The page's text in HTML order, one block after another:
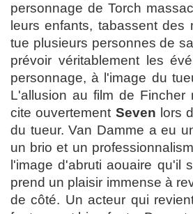
personnage de Torch
leurs enfants, tabassent
tue plusieurs personnes de
prévoir véritablement les
personnage, à l'image du
L'allusion au film de
cite ouvertement Seven lors
du tueur. Van Damme a eu
un brio et un
l'image d'abruti aouaire qu'il
prend un plaisir immense à
de côté. Un acteur qui